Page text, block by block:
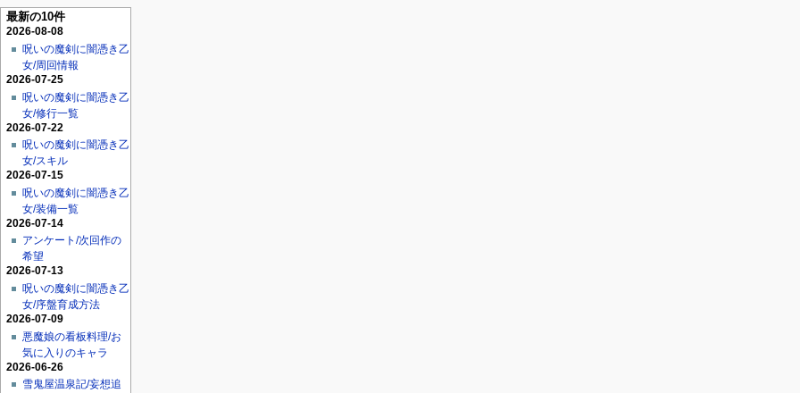
最新の10件
2026-08-08
呪いの魔剣に闇憑き乙
女/周回情報
2026-07-25
呪いの魔剣に闇憑き乙
女/修行一覧
2026-07-22
呪いの魔剣に闇憑き乙
女/スキル
2026-07-15
呪いの魔剣に闇憑き乙
女/装備一覧
2026-07-14
アンケート/次回作の
希望
2026-07-13
呪いの魔剣に闇憑き乙
女/序盤育成方法
2026-07-09
悪魔娘の看板料理/お
気に入りのキャラ
2026-06-26
雪鬼屋温泉記/妄想追